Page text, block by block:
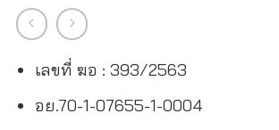
เลขที่ ฆอ : 393/2563
อย.70-1-07655-1-0004